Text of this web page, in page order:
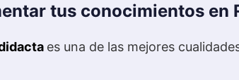
tus conocimientos en
es una de las mejores